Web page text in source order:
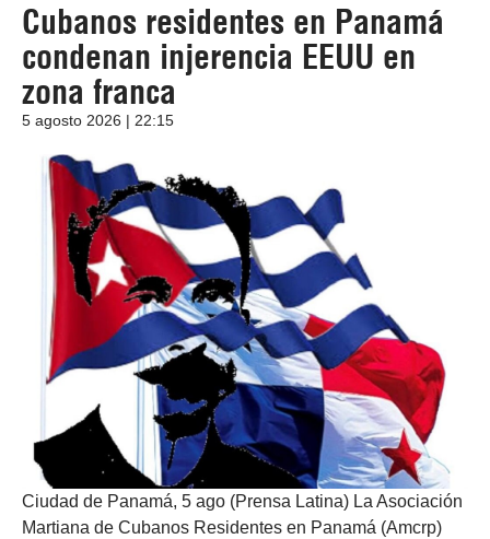
Cubanos residentes en Panamá
condenan injerencia EEUU en
zona franca
5 agosto 2026 | 22:15
Ciudad de Panamá, 5 ago (Prensa Latina) La Asociación
Martiana de Cubanos Residentes en Panamá (Amcrp)